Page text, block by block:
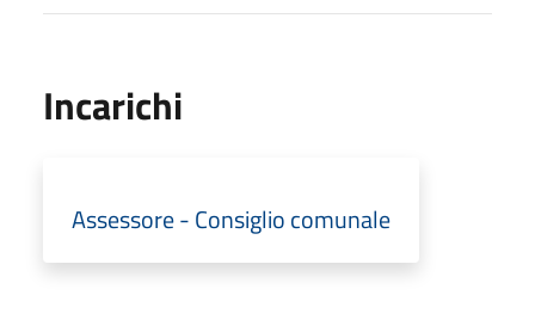
Incarichi
Assessore - Consiglio comunale